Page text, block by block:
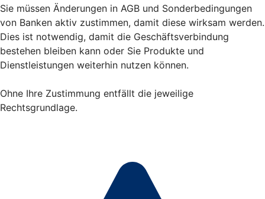
Sie müssen Änderungen in AGB und Sonderbedingungen
von Banken aktiv zustimmen, damit diese wirksam werden.
Dies ist notwendig, damit die Geschäftsverbindung
bestehen bleiben kann oder Sie Produkte und
Dienstleistungen weiterhin nutzen können.
Ohne Ihre Zustimmung entfällt die jeweilige
Rechtsgrundlage.